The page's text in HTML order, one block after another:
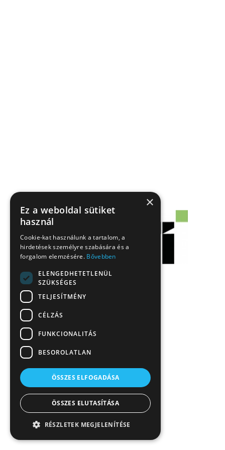
×
Ez a weboldal sütiket
használ
Cookie-kat használunk a tartalom, a
hirdetések személyre szabására és a
forgalom elemzésére. Bővebben
ELENGEDHETETLENÜL
SZÜKSÉGES
TELJESÍTMÉNY
CÉLZÁS
FUNKCIONALITÁS
BESOROLATLAN
ÖSSZES ELFOGADÁSA
ÖSSZES ELUTASÍTÁSA
RÉSZLETEK MEGJELENÍTÉSE